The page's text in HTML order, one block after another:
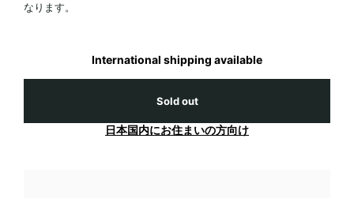
なります。
International shipping available
Sold out
日本国内にお住まいの方向け